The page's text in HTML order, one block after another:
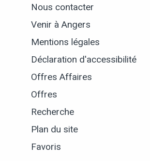
Nous contacter
Venir à Angers
Mentions légales
Déclaration d'accessibilité
Offres Affaires
Offres
Recherche
Plan du site
Favoris